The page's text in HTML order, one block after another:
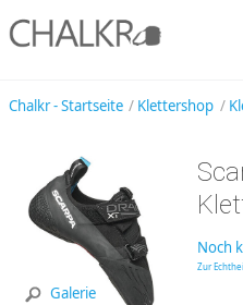
Chalkr - Startseite Klettershop
Galerie
Noch
Zur